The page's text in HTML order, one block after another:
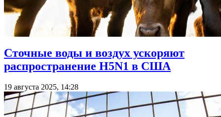
Сточные воды и воздух ускоряют
распространение H5N1 в США
19 августа 2025, 14:28